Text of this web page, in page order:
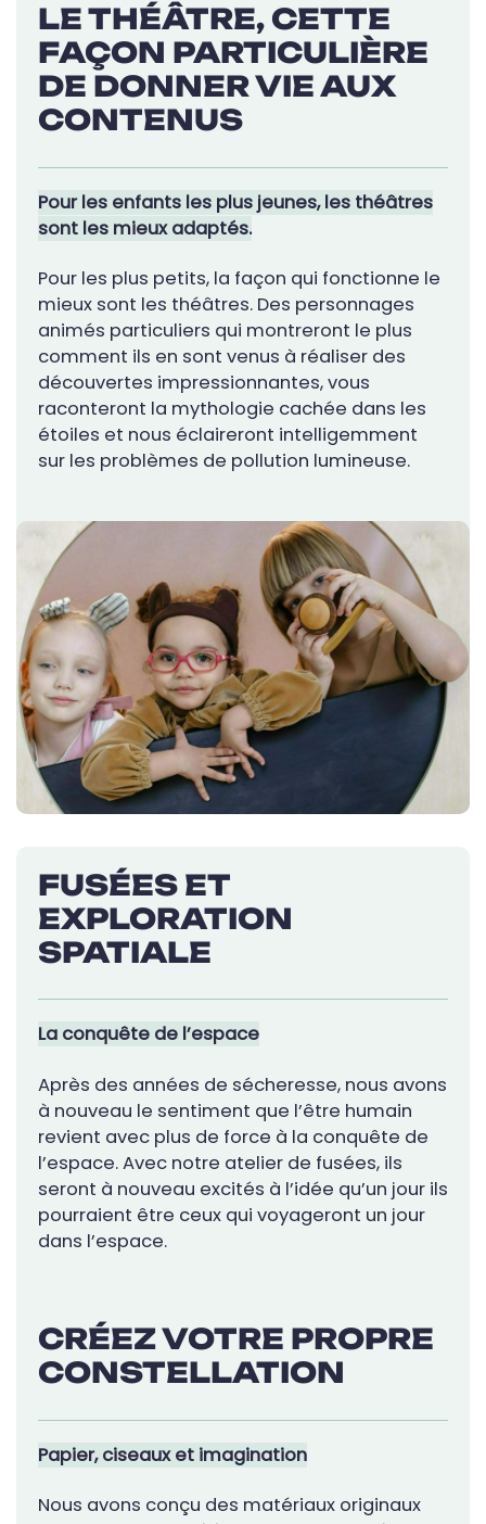
LE THÉÂTRE, CETTE
FAÇON PARTICULIÈRE
DE DONNER VIE AUX
CONTENUS
Pour les enfants les plus jeunes, les théâtres
sont les mieux adaptés.
Pour les plus petits, la façon qui fonctionne le
mieux sont les théâtres. Des personnages
animés particuliers qui montreront le plus
comment ils en sont venus à réaliser des
découvertes impressionnantes, vous
raconteront la mythologie cachée dans les
étoiles et nous éclaireront intelligemment
sur les problèmes de pollution lumineuse.
FUSÉES ET
EXPLORATION
SPATIALE
La conquête de l’espace
Après des années de sécheresse, nous avons
à nouveau le sentiment que l’être humain
revient avec plus de force à la conquête de
l’espace. Avec notre atelier de fusées, ils
seront à nouveau excités à l’idée qu’un jour ils
pourraient être ceux qui voyageront un jour
dans l’espace.
CRÉEZ VOTRE PROPRE
CONSTELLATION
Papier, ciseaux et imagination
Nous avons conçu des matériaux originaux